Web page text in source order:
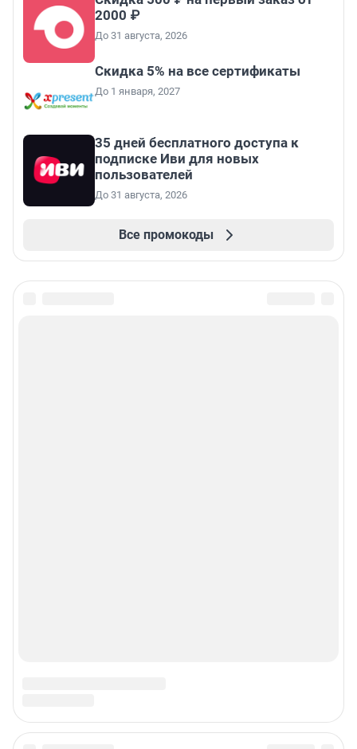
2000 ₽
До 31 августа, 2026
Скидка 5% на все сертификаты
До 1 января, 2027
35 дней бесплатного доступа к
подписке Иви для новых
пользователей
До 31 августа, 2026
Все промокоды